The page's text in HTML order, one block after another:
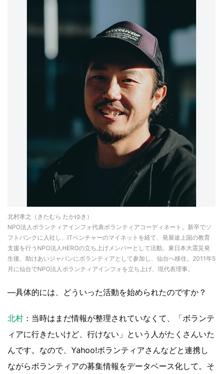
北村孝之（きたむら たかゆき）
NPO法人ボランティアインフォ代表ボランティアコーディネート。新卒でソ
フトバンクに入社し、ITベンチャーのマイネットを経て、発展途上国の教育
支援を行うNPO法人HEROの立ち上げメンバーとして活動。東日本大震災発
生後、助けあいジャパンにボランティアとして参加し、仙台へ移住。2011年5
月に仙台でNPO法人ボランティアインフォを立ち上げ、現代表理事。
―具体的には、どういった活動を始められたのですか？
北村 ：当時はまだ情報が整理されていなくて、「ボランテ
ィアに行きたいけど、行けない」という人がたくさんいた
んです。なので、Yahoo!ボランティアさんなどと連携し
ながらボランティアの募集情報をデータベース化して。そ